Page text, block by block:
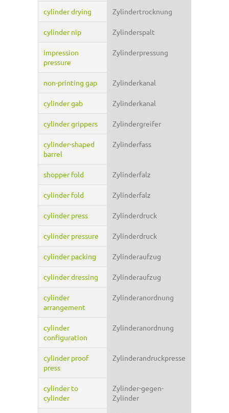
cylinder drying Zylindertrocknung
cylinder nip Zylinderspalt
impression
pressure
Zylinderpressung
non-printing gap Zylinderkanal
cylinder gab Zylinderkanal
cylinder grippers Zylindergreifer
cylinder-shaped
barrel
Zylinderfass
shopper fold Zylinderfalz
cylinder fold Zylinderfalz
cylinder press Zylinderdruck
cylinder pressure Zylinderdruck
cylinder packing Zylinderaufzug
cylinder dressing Zylinderaufzug
cylinder
arrangement
Zylinderanordnung
cylinder
configuration
Zylinderanordnung
cylinder proof
press
Zylinderandruckpresse
cylinder to
cylinder
Zylinder-gegen-
Zylinder